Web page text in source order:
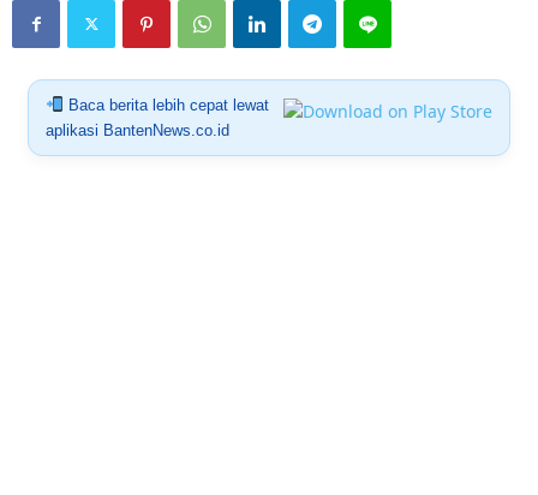
Baca berita lebih cepat lewat
aplikasi BantenNews.co.id